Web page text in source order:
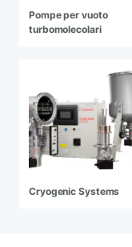
Pompe per vuoto
turbomolecolari
Cryogenic Systems